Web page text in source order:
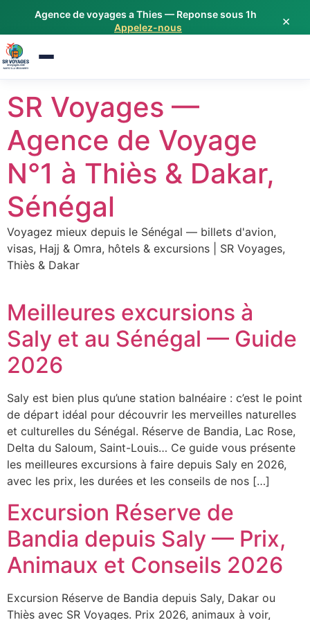
Étiquette : Excursion Saly
au
contenu
SR Voyages —
Agence de Voyage
N°1 à Thiès & Dakar,
Sénégal
Voyagez mieux depuis le Sénégal — billets d'avion,
visas, Hajj & Omra, hôtels & excursions | SR Voyages,
Thiès & Dakar
Meilleures excursions à
Saly et au Sénégal — Guide
2026
Saly est bien plus qu’une station balnéaire : c’est le point
de départ idéal pour découvrir les merveilles naturelles
et culturelles du Sénégal. Réserve de Bandia, Lac Rose,
Delta du Saloum, Saint-Louis… Ce guide vous présente
les meilleures excursions à faire depuis Saly en 2026,
avec les prix, les durées et les conseils de nos […]
Excursion Réserve de
Bandia depuis Saly — Prix,
Animaux et Conseils 2026
Excursion Réserve de Bandia depuis Saly, Dakar ou
Thiès avec SR Voyages. Prix 2026, animaux à voir,
Agence de voyages a Thies — Reponse sous 1h
Appelez-nous
×
Assistant SR Voyages
Disponible • Thiès & Dakar